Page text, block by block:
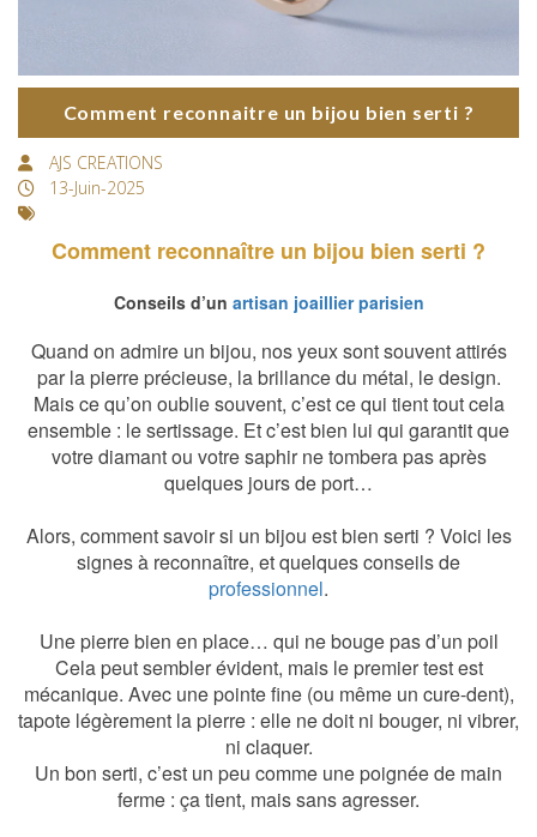
Comment reconnaitre un bijou bien serti ?
AJS CREATIONS
13-Juin-2025
Comment reconnaître un bijou bien serti ?
Conseils d’un artisan joaillier parisien
Quand on admire un bijou, nos yeux sont souvent attirés
par la pierre précieuse, la brillance du métal, le design.
Mais ce qu’on oublie souvent, c’est ce qui tient tout cela
ensemble : le sertissage. Et c’est bien lui qui garantit que
votre diamant ou votre saphir ne tombera pas après
quelques jours de port…
Alors, comment savoir si un bijou est bien serti ? Voici les
signes à reconnaître, et quelques conseils de
professionnel.
Une pierre bien en place… qui ne bouge pas d’un poil
Cela peut sembler évident, mais le premier test est
mécanique. Avec une pointe fine (ou même un cure-dent),
tapote légèrement la pierre : elle ne doit ni bouger, ni vibrer,
ni claquer.
Un bon serti, c’est un peu comme une poignée de main
ferme : ça tient, mais sans agresser.